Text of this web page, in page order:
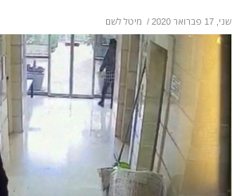
שני, 17 פברואר 2020 / מיטל לשם